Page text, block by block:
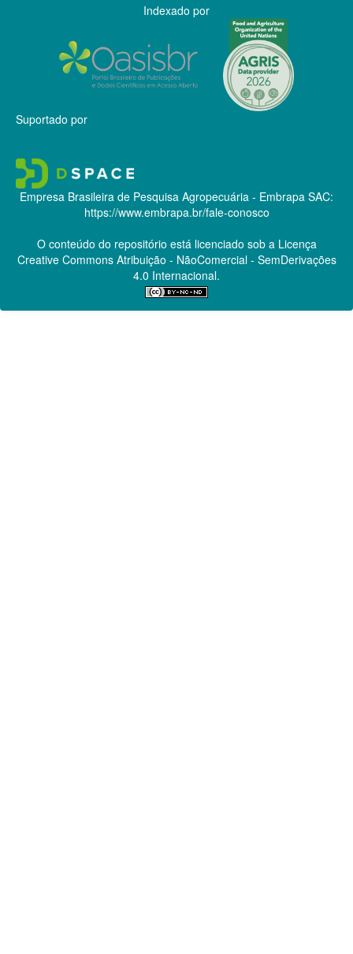
Indexado por
Suportado por
Empresa Brasileira de Pesquisa Agropecuária - Embrapa SAC:
https://www.embrapa.br/fale-conosco
O conteúdo do repositório está licenciado sob a Licença
Creative CommonsAtribuição - NãoComercial - SemDerivações
4.0 Internacional.